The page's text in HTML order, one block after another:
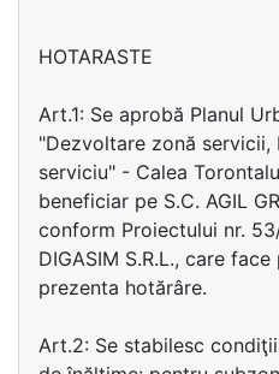
HOTARASTE
Art.1: Se aprobă Planul
"Dezvoltare zonă
serviciu" - Calea
beneficiar pe S.C. AGIL
conform Proiectului nr.
DIGASIM S.R.L., care
prezenta hotărâre.
Art.2: Se stabilesc